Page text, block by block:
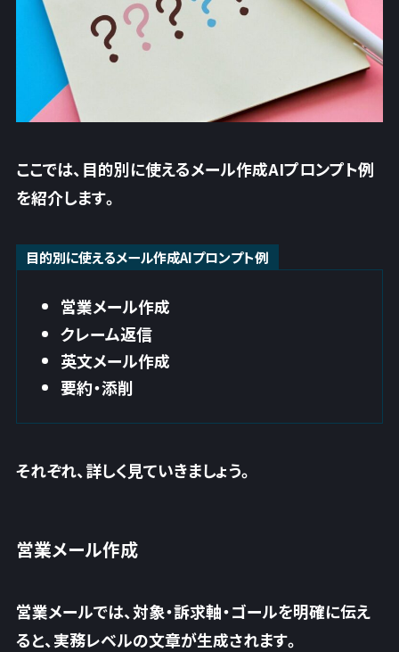
ここでは、目的別に使えるメール作成AIプロンプト例
を紹介します。
目的別に使えるメール作成AIプロンプト例
営業メール作成
クレーム返信
英文メール作成
要約・添削
それぞれ、詳しく見ていきましょう。
営業メール作成
営業メールでは、対象・訴求軸・ゴールを明確に伝え
ると、実務レベルの文章が生成されます。